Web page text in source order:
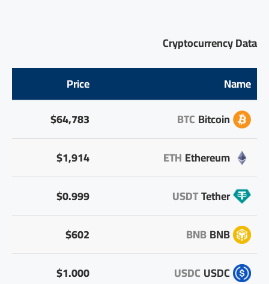
Cryptocurrency Data
Name
Price
Bitcoin
BTC
$64,783
Ethereum
ETH
$1,914
Tether
USDT
$0.999
BNB
BNB
$602
USDC
USDC
$1.000